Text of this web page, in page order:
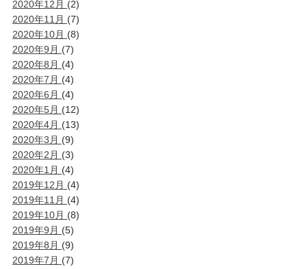
2020年12月 (2)
2020年11月 (7)
2020年10月 (8)
2020年9月 (7)
2020年8月 (4)
2020年7月 (4)
2020年6月 (4)
2020年5月 (12)
2020年4月 (13)
2020年3月 (9)
2020年2月 (3)
2020年1月 (4)
2019年12月 (4)
2019年11月 (4)
2019年10月 (8)
2019年9月 (5)
2019年8月 (9)
2019年7月 (7)